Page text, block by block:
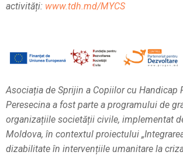
activități: www.tdh.md/MYCS
Asociația de Sprijin a Copiilor cu Handicap
Peresecina a fost parte a programului de
organizațiile societății civile, implementat
Moldova, în contextul proiectului
dizabilitate în intervențiile umanitare la